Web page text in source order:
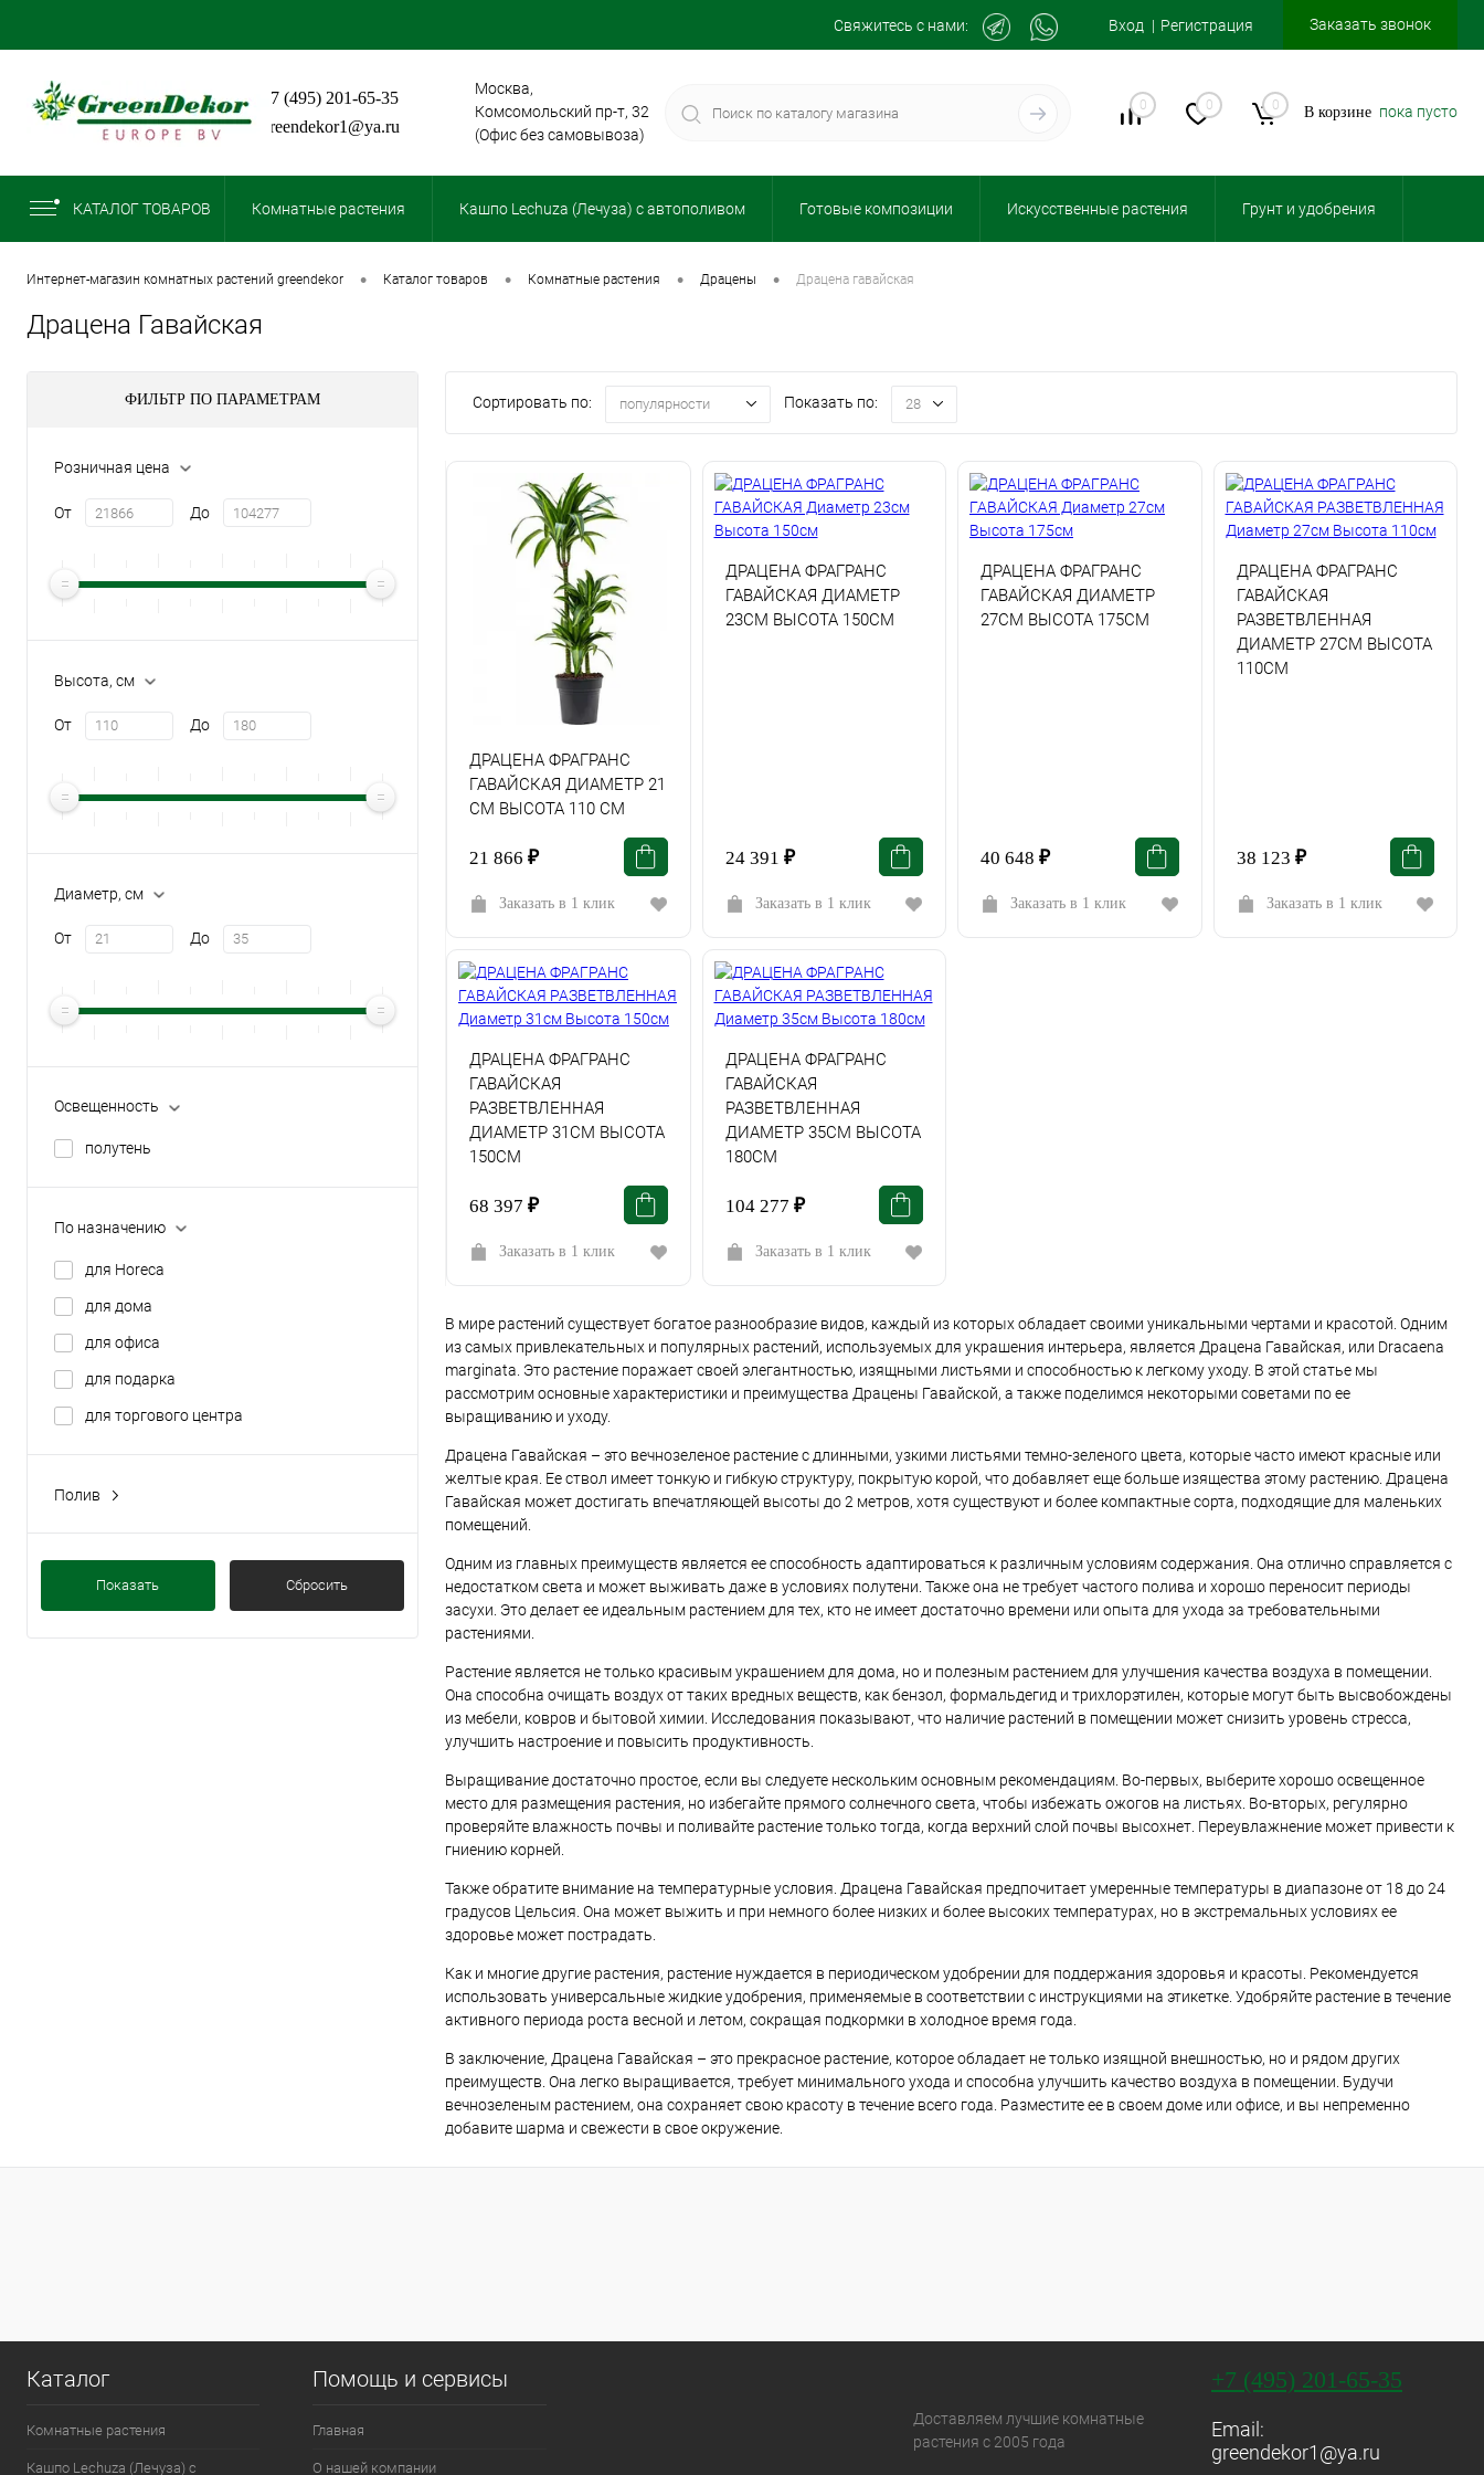
Свяжитесь с нами: Вход Регистрация Заказать звонок
+7 (495) 201-65-35
greendekor1@ya.ru
Москва,
Комсомольский пр-т, 32
(Офис без самовывоза)
0 0 0 В корзине пока пусто
КАТАЛОГ ТОВАРОВ Комнатные растения Кашпо Lechuza (Лечуза) с автополивом Готовые композиции Искусственные растения Грунт и удобрения
интернет-магазин комнатных растений greendekor • каталог товаров • комнатные растения • драцены • драцена гавайская
Драцена Гавайская
ФИЛЬТР ПО ПАРАМЕТРАМ
Розничная цена
От До
Высота, см
От До
Диаметр, см
От До
Освещенность
полутень
По назначению
для Horeca
для дома
для офиса
для подарка
для торгового центра
Полив
Показать Сбросить
Сортировать по: популярности Показать по: 28
ДРАЦЕНА ФРАГРАНС
ГАВАЙСКАЯ ДИАМЕТР 21
СМ ВЫСОТА 110 СМ
21 866 ₽
Заказать в 1 клик
ДРАЦЕНА ФРАГРАНС
ГАВАЙСКАЯ ДИАМЕТР
23СМ ВЫСОТА 150СМ
24 391 ₽
Заказать в 1 клик
ДРАЦЕНА ФРАГРАНС
ГАВАЙСКАЯ ДИАМЕТР
27СМ ВЫСОТА 175СМ
40 648 ₽
Заказать в 1 клик
ДРАЦЕНА ФРАГРАНС
ГАВАЙСКАЯ
РАЗВЕТВЛЕННАЯ
ДИАМЕТР 27СМ ВЫСОТА
110СМ
38 123 ₽
Заказать в 1 клик
ДРАЦЕНА ФРАГРАНС
ГАВАЙСКАЯ
РАЗВЕТВЛЕННАЯ
ДИАМЕТР 31СМ ВЫСОТА
150СМ
68 397 ₽
Заказать в 1 клик
ДРАЦЕНА ФРАГРАНС
ГАВАЙСКАЯ
РАЗВЕТВЛЕННАЯ
ДИАМЕТР 35СМ ВЫСОТА
180СМ
104 277 ₽
Заказать в 1 клик
В мире растений существует богатое разнообразие видов, каждый из которых обладает своими уникальными чертами и красотой. Одним
из самых привлекательных и популярных растений, используемых для украшения интерьера, является Драцена Гавайская, или Dracaena
marginata. Это растение поражает своей элегантностью, изящными листьями и способностью к легкому уходу. В этой статье мы
рассмотрим основные характеристики и преимущества Драцены Гавайской, а также поделимся некоторыми советами по ее
выращиванию и уходу.
Драцена Гавайская – это вечнозеленое растение с длинными, узкими листьями темно-зеленого цвета, которые часто имеют красные или
желтые края. Ее ствол имеет тонкую и гибкую структуру, покрытую корой, что добавляет еще больше изящества этому растению. Драцена
Гавайская может достигать впечатляющей высоты до 2 метров, хотя существуют и более компактные сорта, подходящие для маленьких
помещений.
Одним из главных преимуществ является ее способность адаптироваться к различным условиям содержания. Она отлично справляется с
недостатком света и может выживать даже в условиях полутени. Также она не требует частого полива и хорошо переносит периоды
засухи. Это делает ее идеальным растением для тех, кто не имеет достаточно времени или опыта для ухода за требовательными
растениями.
Растение является не только красивым украшением для дома, но и полезным растением для улучшения качества воздуха в помещении.
Она способна очищать воздух от таких вредных веществ, как бензол, формальдегид и трихлорэтилен, которые могут быть высвобождены
из мебели, ковров и бытовой химии. Исследования показывают, что наличие растений в помещении может снизить уровень стресса,
улучшить настроение и повысить продуктивность.
Выращивание достаточно простое, если вы следуете нескольким основным рекомендациям. Во-первых, выберите хорошо освещенное
место для размещения растения, но избегайте прямого солнечного света, чтобы избежать ожогов на листьях. Во-вторых, регулярно
проверяйте влажность почвы и поливайте растение только тогда, когда верхний слой почвы высохнет. Переувлажнение может привести к
гниению корней.
Также обратите внимание на температурные условия. Драцена Гавайская предпочитает умеренные температуры в диапазоне от 18 до 24
градусов Цельсия. Она может выжить и при немного более низких и более высоких температурах, но в экстремальных условиях ее
здоровье может пострадать.
Как и многие другие растения, растение нуждается в периодическом удобрении для поддержания здоровья и красоты. Рекомендуется
использовать универсальные жидкие удобрения, применяемые в соответствии с инструкциями на этикетке. Удобряйте растение в течение
активного периода роста весной и летом, сокращая подкормки в холодное время года.
В заключение, Драцена Гавайская – это прекрасное растение, которое обладает не только изящной внешностью, но и рядом других
преимуществ. Она легко выращивается, требует минимального ухода и способна улучшить качество воздуха в помещении. Будучи
вечнозеленым растением, она сохраняет свою красоту в течение всего года. Разместите ее в своем доме или офисе, и вы непременно
добавите шарма и свежести в свое окружение.
Каталог
Комнатные растения
Кашпо Lechuza (Лечуза) с
Помощь и сервисы
Главная
О нашей компании
Доставляем лучшие комнатные
растения с 2005 года
+7 (495) 201-65-35
Email:
greendekor1@ya.ru